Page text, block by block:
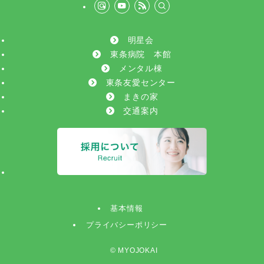
明星会
東条病院 本館
メンタル棟
東条友愛センター
まきの家
交通案内
基本情報
プライバシーポリシー
© MYOJOKAI